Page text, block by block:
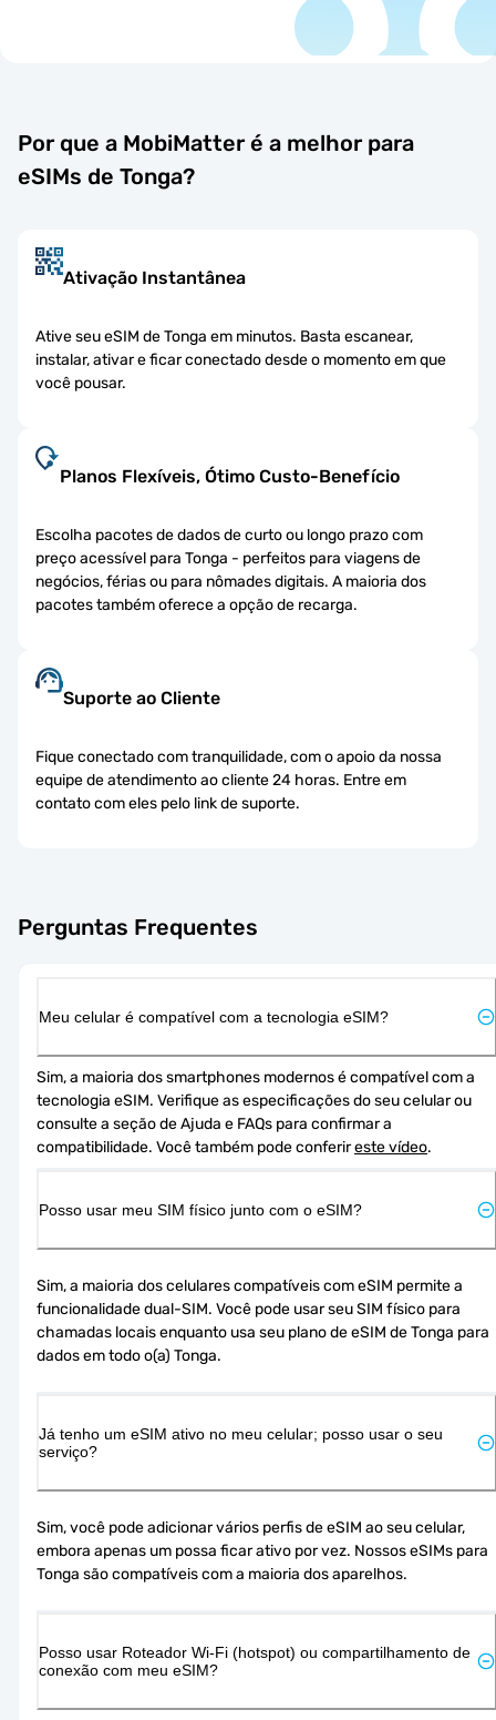
Por que a MobiMatter é a melhor para
eSIMs de Tonga?
Ativação Instantânea
Ative seu eSIM de Tonga em minutos. Basta escanear,
instalar, ativar e ficar conectado desde o momento em que
você pousar.
Planos Flexíveis, Ótimo Custo-Benefício
Escolha pacotes de dados de curto ou longo prazo com
preço acessível para Tonga - perfeitos para viagens de
negócios, férias ou para nômades digitais. A maioria dos
pacotes também oferece a opção de recarga.
Suporte ao Cliente
Fique conectado com tranquilidade, com o apoio da nossa
equipe de atendimento ao cliente 24 horas. Entre em
contato com eles pelo link de suporte.
Perguntas Frequentes
Meu celular é compatível com a tecnologia eSIM?
Sim, a maioria dos smartphones modernos é compatível com a
tecnologia eSIM. Verifique as especificações do seu celular ou
consulte a seção de Ajuda e FAQs para confirmar a
compatibilidade. Você também pode conferir este vídeo.
Posso usar meu SIM físico junto com o eSIM?
Sim, a maioria dos celulares compatíveis com eSIM permite a
funcionalidade dual-SIM. Você pode usar seu SIM físico para
chamadas locais enquanto usa seu plano de eSIM de Tonga para
dados em todo o(a) Tonga.
Já tenho um eSIM ativo no meu celular; posso usar o seu
serviço?
Sim, você pode adicionar vários perfis de eSIM ao seu celular,
embora apenas um possa ficar ativo por vez. Nossos eSIMs para
Tonga são compatíveis com a maioria dos aparelhos.
Posso usar Roteador Wi-Fi (hotspot) ou compartilhamento de
conexão com meu eSIM?